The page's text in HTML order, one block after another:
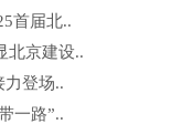
首届北..
北京建设..
力登场..
一路”..